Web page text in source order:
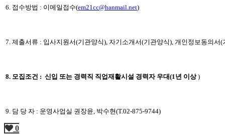
6. 접수방법 : 이메일접수(em21cc@hanmail.net)
7. 제출서류 : 입사지원서(기관양식), 자기소개서(기관양식), 개인정보동의서(
8. 모집조건 : 신입 또는 경력직 직업재활시설 경력자 우대(1년 이상)
9. 담 당 자 : 운영사업실 권장윤, 박수현(T.02-875-9744)
0